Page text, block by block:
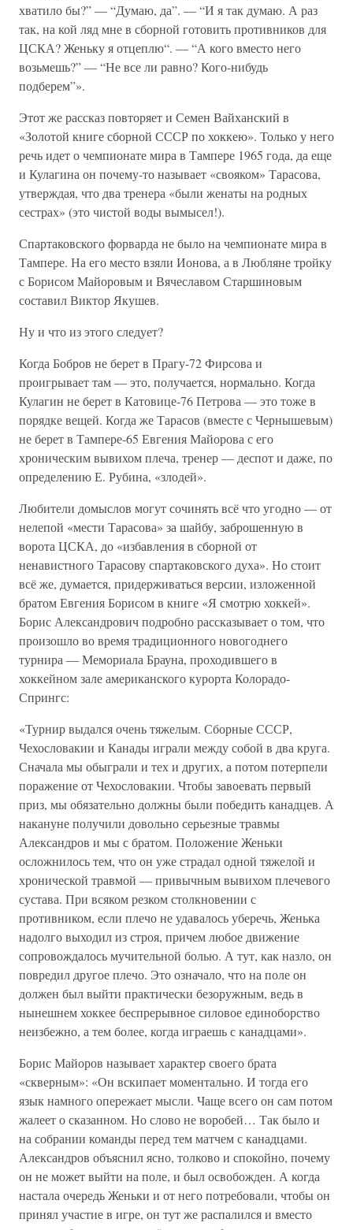
хватило бы?” — “Думаю, да”. — “И я так думаю. А раз
так, на кой ляд мне в сборной готовить противников для
ЦСКА? Женьку я отцеплю“. — “А кого вместо него
возьмешь?” — “Не все ли равно? Кого-нибудь
подберем”».
Этот же рассказ повторяет и Семен Вайханский в
«Золотой книге сборной СССР по хоккею». Только у него
речь идет о чемпионате мира в Тампере 1965 года, да еще
и Кулагина он почему-то называет «свояком» Тарасова,
утверждая, что два тренера «были женаты на родных
сестрах» (это чистой воды вымысел!).
Спартаковского форварда не было на чемпионате мира в
Тампере. На его место взяли Ионова, а в Любляне тройку
с Борисом Майоровым и Вячеславом Старшиновым
составил Виктор Якушев.
Ну и что из этого следует?
Когда Бобров не берет в Прагу-72 Фирсова и
проигрывает там — это, получается, нормально. Когда
Кулагин не берет в Катовице-76 Петрова — это тоже в
порядке вещей. Когда же Тарасов (вместе с Чернышевым)
не берет в Тампере-65 Евгения Майорова с его
хроническим вывихом плеча, тренер — деспот и даже, по
определению Е. Рубина, «злодей».
Любители домыслов могут сочинять всё что угодно — от
нелепой «мести Тарасова» за шайбу, заброшенную в
ворота ЦСКА, до «избавления в сборной от
ненавистного Тарасову спартаковского духа». Но стоит
всё же, думается, придерживаться версии, изложенной
братом Евгения Борисом в книге «Я смотрю хоккей».
Борис Александрович подробно рассказывает о том, что
произошло во время традиционного новогоднего
турнира — Мемориала Брауна, проходившего в
хоккейном зале американского курорта Колорадо-
Спрингс:
«Турнир выдался очень тяжелым. Сборные СССР,
Чехословакии и Канады играли между собой в два круга.
Сначала мы обыграли и тех и других, а потом потерпели
поражение от Чехословакии. Чтобы завоевать первый
приз, мы обязательно должны были победить канадцев. А
накануне получили довольно серьезные травмы
Александров и мы с братом. Положение Женьки
осложнилось тем, что он уже страдал одной тяжелой и
хронической травмой — привычным вывихом плечевого
сустава. При всяком резком столкновении с
противником, если плечо не удавалось уберечь, Женька
надолго выходил из строя, причем любое движение
сопровождалось мучительной болью. А тут, как назло, он
повредил другое плечо. Это означало, что на поле он
должен был выйти практически безоружным, ведь в
нынешнем хоккее беспрерывное силовое единоборство
неизбежно, а тем более, когда играешь с канадцами».
Борис Майоров называет характер своего брата
«скверным»: «Он вскипает моментально. И тогда его
язык намного опережает мысли. Чаще всего он сам потом
жалеет о сказанном. Но слово не воробей… Так было и
на собрании команды перед тем матчем с канадцами.
Александров объяснил ясно, толково и спокойно, почему
он не может выйти на поле, и был освобожден. А когда
настала очередь Женьки и от него потребовали, чтобы он
принял участие в игре, он тут же распалился и вместо